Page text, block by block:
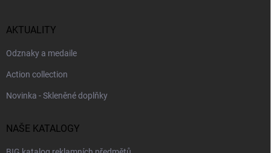
AKTUALITY
Odznaky a medaile
Action collection
Novinka - Skleněné doplňky
NAŠE KATALOGY